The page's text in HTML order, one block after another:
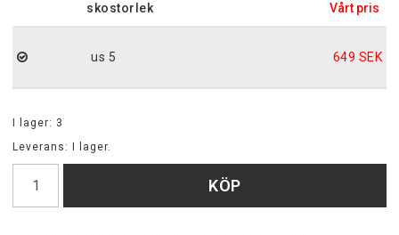
skostorlek
us 5 649 SEK
I lager: 3
Leverans:
I lager.
KÖP